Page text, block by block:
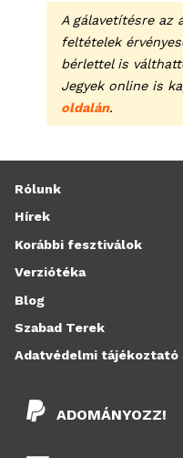
A gálavetítésre az
feltételek
bérlettel is
Jegyek online is
oldalán.
ADOMÁNYOZZ!
Rólunk
Hírek
Korábbi fesztiválok
Verziótéka
Blog
Szabad Terek
Adatvédelmi tájékoztató